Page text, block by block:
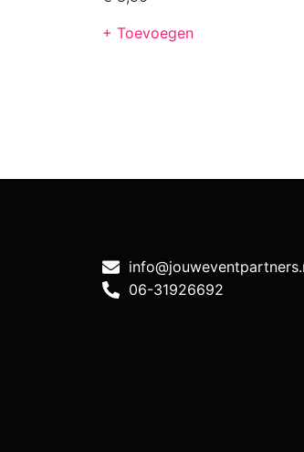
+ Toevoegen
06-31926692